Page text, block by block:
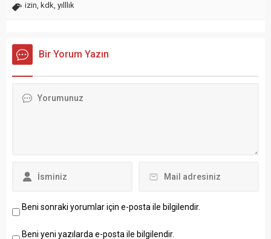
izin, kdk, yılllık
Bir Yorum Yazın
Beni sonraki yorumlar için e-posta ile bilgilendir.
Beni yeni yazılarda e-posta ile bilgilendir.